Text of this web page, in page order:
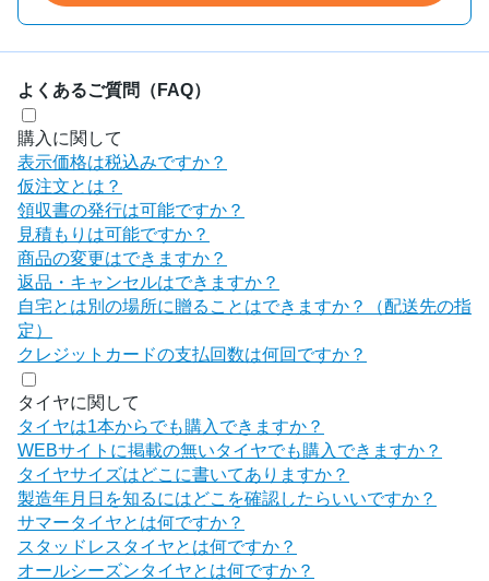
よくあるご質問（FAQ）
購入に関して
表示価格は税込みですか？
仮注文とは？
領収書の発行は可能ですか？
見積もりは可能ですか？
商品の変更はできますか？
返品・キャンセルはできますか？
自宅とは別の場所に贈ることはできますか？（配送先の指
定）
クレジットカードの支払回数は何回ですか？
タイヤに関して
タイヤは1本からでも購入できますか？
WEBサイトに掲載の無いタイヤでも購入できますか？
タイヤサイズはどこに書いてありますか？
製造年月日を知るにはどこを確認したらいいですか？
サマータイヤとは何ですか？
スタッドレスタイヤとは何ですか？
オールシーズンタイヤとは何ですか？